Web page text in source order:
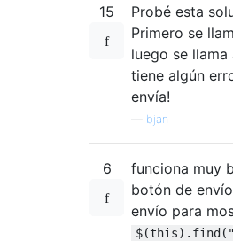
15
Probé esta
Primero se
luego se
tiene algún
envía!
bjan
6
funciona muy
botón de
envío para